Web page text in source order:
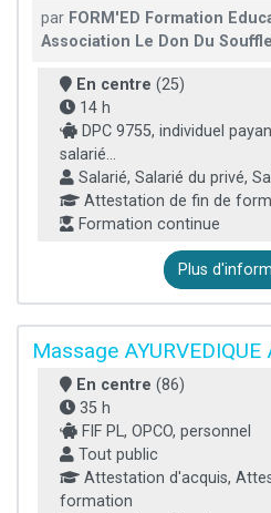
par FORM'ED Formation
Association Le Don Du Souffle
En centre (25)
14 h
DPC 9755, individuel
salarié...
Salarié, Salarié du privé,
Attestation de fin de
Formation continue
Plus
Massage
En centre (86)
35 h
FIF PL, OPCO, personnel
Tout public
Attestation d'acquis,
formation